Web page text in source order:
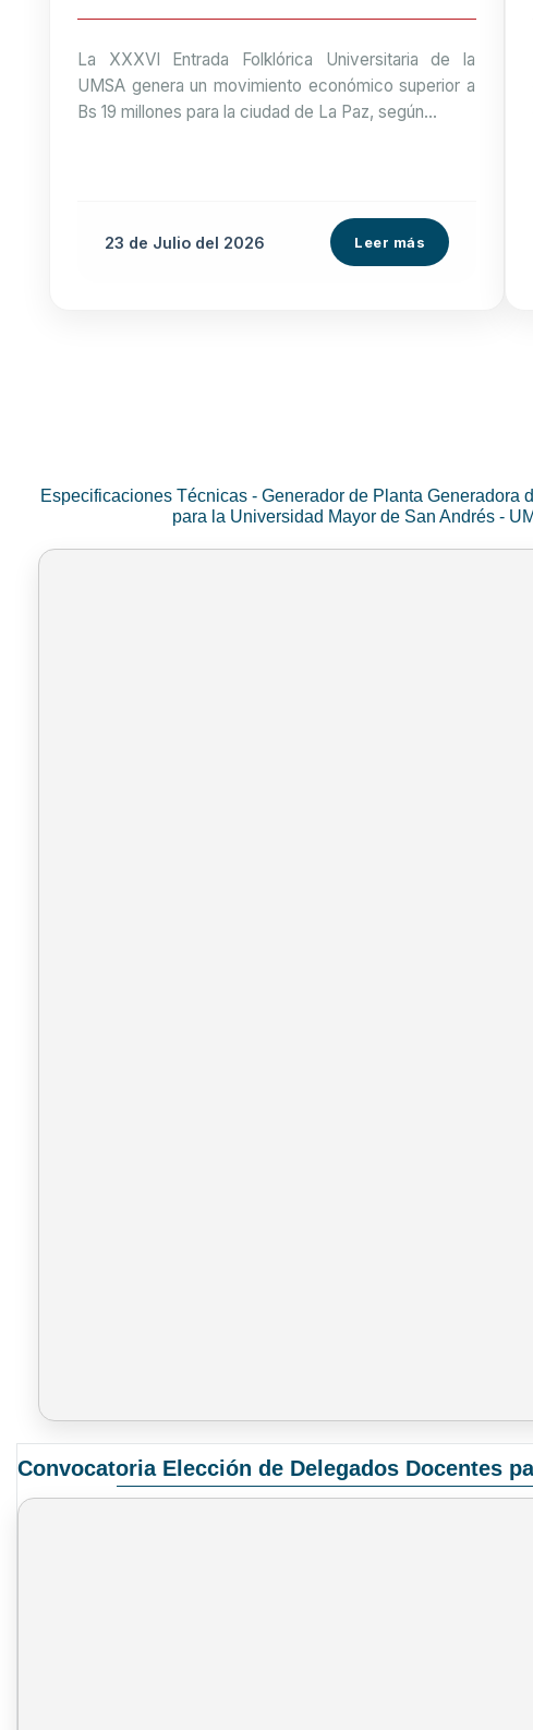
La XXXVI Entrada Folklórica Universitaria de la
UMSA genera un movimiento económico superior a
Bs 19 millones para la ciudad de La Paz, según...
23 de Julio del 2026 Leer más
Especificaciones Técnicas - Generador de Planta Generadora
para la Universidad Mayor de San Andrés -